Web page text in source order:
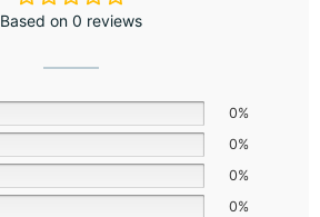
Based on 0 reviews
0%
0%
0%
0%